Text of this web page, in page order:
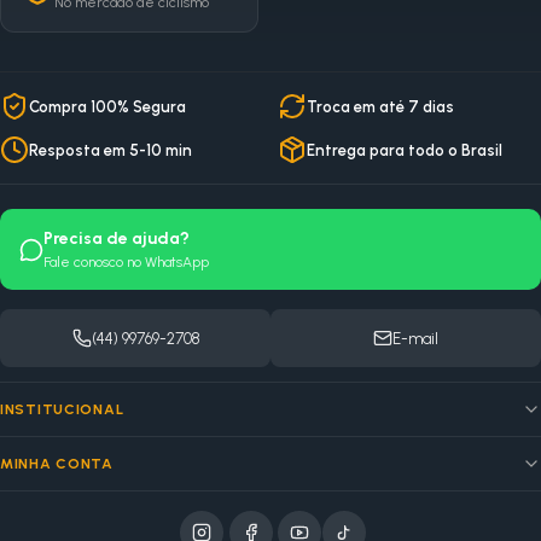
Compra 100% Segura Troca em até 7 dias
Resposta em 5-10 min Entrega para todo o Brasil
Precisa de ajuda?
Fale conosco no WhatsApp
(44) 99769-2708 E-mail
INSTITUCIONAL
MINHA CONTA